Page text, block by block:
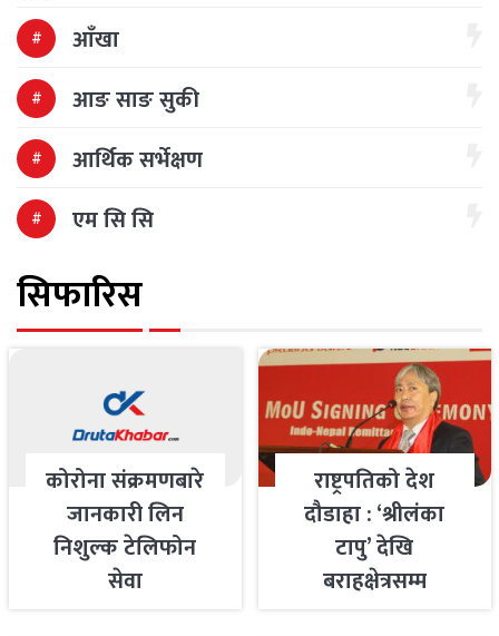
आँखा
आङ साङ सुकी
आर्थिक सर्भेक्षण
एम सि सि
सिफारिस
कोरोना संक्रमणबारे
जानकारी लिन
निशुल्क टेलिफोन
सेवा
राष्ट्रपतिको देश
दौडाहा : ‘श्रीलंका
टापु’ देखि
बराहक्षेत्रसम्म